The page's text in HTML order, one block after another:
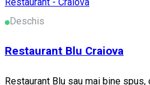
Deschis
Restaurant Blu Craiova
Restaurant Blu sau mai bine